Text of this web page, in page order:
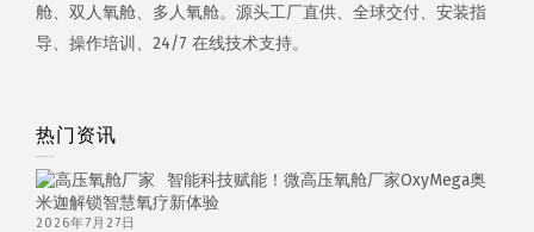
舱、双人氧舱、多人氧舱。源头工厂直供、全球交付、安装指
导、操作培训、24/7 在线技术支持。
热门资讯
智能科技赋能！微高压氧舱厂家OxyMega奥
米迦解锁智慧氧疗新体验
2026年7月27日